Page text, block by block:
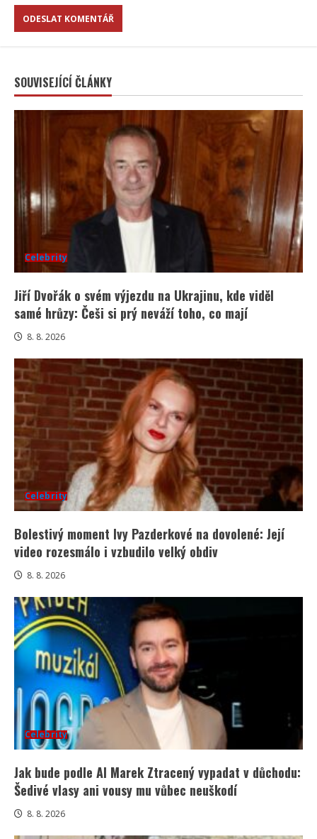
SOUVISEJÍCÍ ČLÁNKY
Celebrity
Jiří Dvořák o svém výjezdu na Ukrajinu, kde viděl
samé hrůzy: Češi si prý neváží toho, co mají
8. 8. 2026
Celebrity
Bolestivý moment Ivy Pazderkové na dovolené: Její
video rozesmálo i vzbudilo velký obdiv
8. 8. 2026
Celebrity
Jak bude podle AI Marek Ztracený vypadat v důchodu:
Šedivé vlasy ani vousy mu vůbec neuškodí
8. 8. 2026